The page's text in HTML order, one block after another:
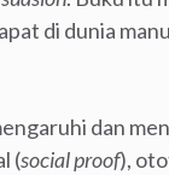
di dunia
dan
(social proof),